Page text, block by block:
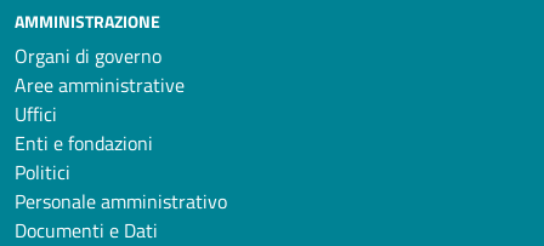
AMMINISTRAZIONE
Organi di governo
Aree amministrative
Uffici
Enti e fondazioni
Politici
Personale amministrativo
Documenti e Dati